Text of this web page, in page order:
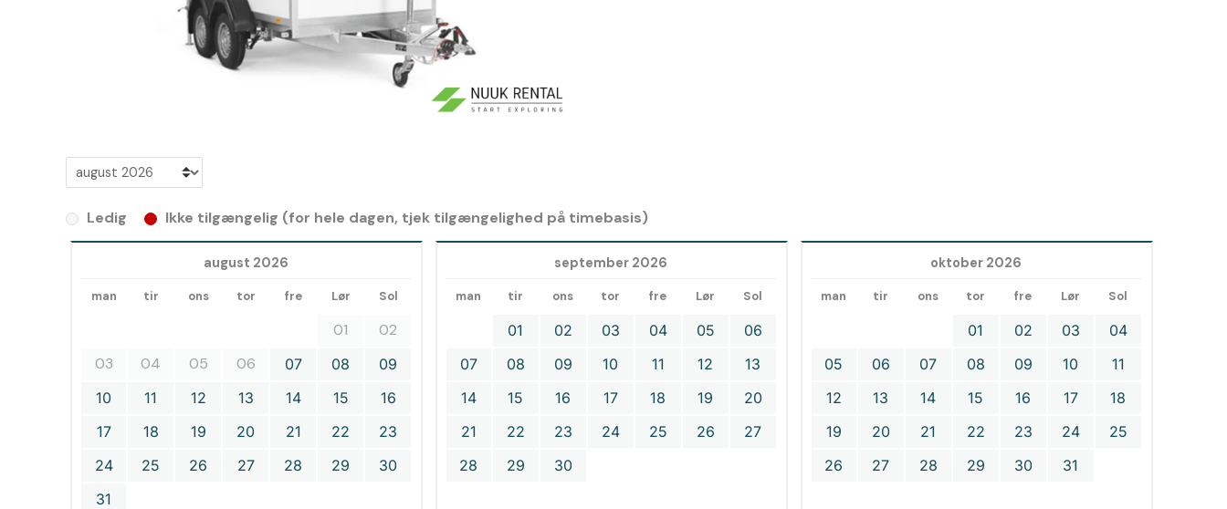
Ledig Ikke tilgængelig (for hele dagen, tjek tilgængelighed på timebasis)
august 2026
man tir ons tor fre Lør Sol
01
02
03
04 05 06 07 08
09
10
11 12 13 14 15
16
17
18 19 20 21 22
23
24
25 26 27 28 29
30
31
september 2026
man tir ons tor fre Lør Sol
01 02 03 04 05
06
07
08 09 10 11 12
13
14
15 16 17 18 19
20
21
22 23 24 25 26
27
28
29 30
oktober 2026
man tir ons tor fre Lør Sol
01 02 03
04
05
06 07 08 09 10
11
12
13 14 15 16 17
18
19
20 21 22 23 24
25
26
27 28 29 30 31